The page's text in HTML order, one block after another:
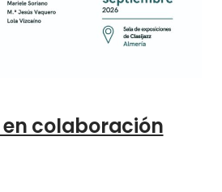
colaboración